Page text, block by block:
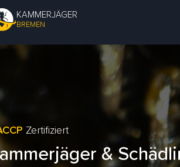
KAMMERJÄGER
BREMEN
Zertifiziert
&